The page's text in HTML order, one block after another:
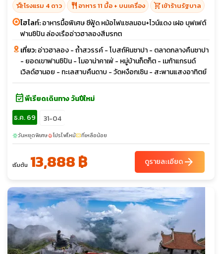
hotel_classโรงแรม 4 ดาว restaurant อาหาร 11 มื้อ + บนเครื่อง shopping_cartเข้าร้านรัฐบาล
ไฮไลท์:อาหารมื้อพิเศษ ซีฟู้ด หม้อไฟแซลมอน+ไวน์แดง เฝอ บุฟเฟต์
ฟานซิปัน ล่องเรืออ่าวฮาลองสีมรกต
เที่ยว:อ่าวฮาลอง - ถ้ำสวรรค์ - โบสถ์หินซาปา - ตลาดกลางคืนซาปา
- ยอดเขาฟานซิปัน - โมอาน่าคาเฟ่ - หมู่บ้านก็ตก็ต - เมก้าแกรนด์
เวิลด์ฮานอย - ทะเลสาบคืนดาบ - วัดหงือกเซิน - สะพานแสงอาทิตย์
event_availableพีเรียดเดินทาง วันปีใหม่
ธ.ค. 69
31-04
sunnyวันหยุดพิเศษlocal_fire_departmentโปรไฟไหม้confirmation_numberที่เหลือน้อย
เริ่มต้น 13,888 ฿ ดูรายละเอียดarrow_forward